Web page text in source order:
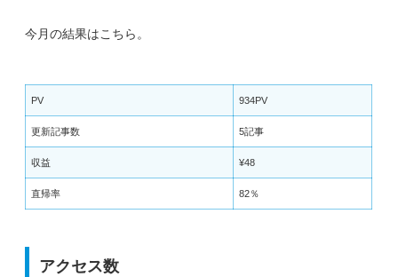
今月の結果はこちら。
PV 934PV
更新記事数 5記事
収益 ¥48
直帰率 82％
アクセス数